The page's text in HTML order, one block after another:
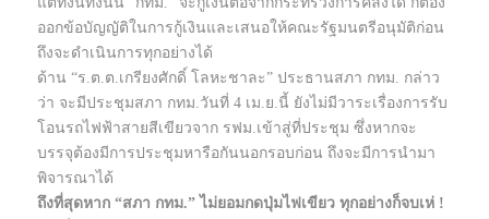
ออกข้อบัญญัติในการกู้เงินและเสนอให้คณะรัฐมนตรีอนุมัติก่อน
ถึงจะดำเนินการทุกอย่างได้
ด้าน “ร.ต.ต.เกรียงศักดิ์ โลหะชาละ” ประธานสภา กทม. กล่าว
ว่า จะมีประชุมสภา กทม.วันที่ 4 เม.ย.นี้ ยังไม่มีวาระเรื่องการรับ
โอนรถไฟฟ้าสายสีเขียวจาก รฟม.เข้าสู่ที่ประชุม ซึ่งหากจะ
บรรจุต้องมีการประชุมหารือกันนอกรอบก่อน ถึงจะมีการนำมา
พิจารณาได้
ถึงที่สุดหาก “สภา กทม.” ไม่ยอมกดปุ่มไฟเขียว ทุกอย่างก็จบเห่ !